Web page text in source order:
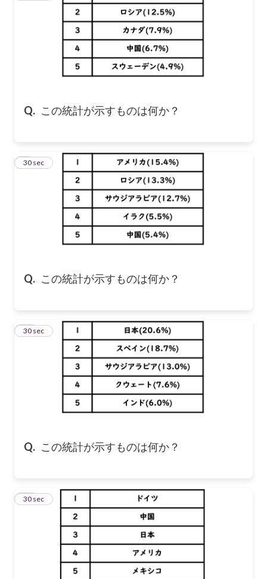
Q. この統計が示すものは何か？
Q. この統計が示すものは何か？
9
30 sec
Q. この統計が示すものは何か？
10
30 sec
11
30 sec